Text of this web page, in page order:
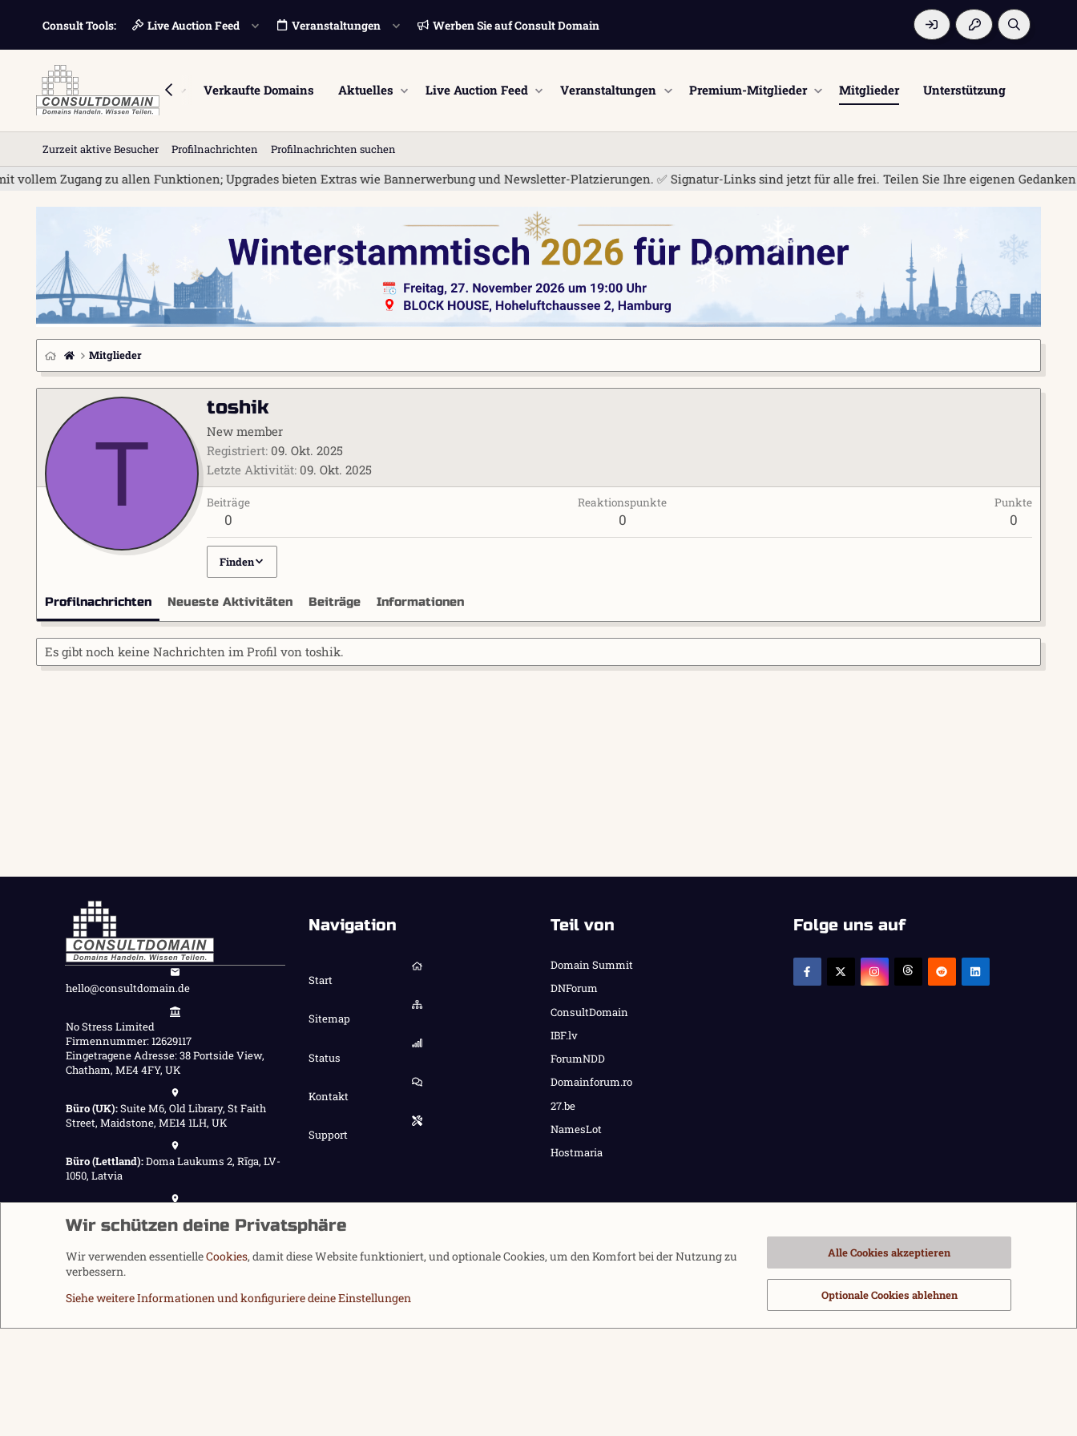
Consult Tools: Live Auction Feed Veranstaltungen Werben Sie auf Consult Domain
Foren Marktplatz Verkaufte Domains Aktuelles Live Auction Feed Veranstaltungen Premium-Mitglieder Mitglieder Unterstützung
Zurzeit aktive Besucher Profilnachrichten Profilnachrichten suchen
Zugang zu allen Funktionen; Upgrades bieten Extras wie Bannerwerbung und Newsletter-Platzierungen. ✅ Signatur-Links sind jetzt für alle frei. Teilen Sie Ihre eigenen Gedanken und
Mitglieder
T
toshik
New member
Registriert 09. Okt. 2025
Letzte Aktivität 09. Okt. 2025
Beiträge
0
Reaktionspunkte
0
Punkte
0
Finden
Profilnachrichten Neueste Aktivitäten Beiträge Informationen
Es gibt noch keine Nachrichten im Profil von toshik.
hello@consultdomain.de
No Stress Limited
Firmennummer: 12629117
Eingetragene Adresse: 38 Portside View,
Chatham, ME4 4FY, UK
Büro (UK):Suite M6, Old Library, St Faith
Street, Maidstone, ME14 1LH, UK
Büro (Lettland):Doma Laukums 2, Rīga, LV-
1050, Latvia
Navigation
Start
Sitemap
Status
Kontakt
Support
Teil von
Domain Summit
DNForum
ConsultDomain
IBF.lv
ForumNDD
Domainforum.ro
27.be
NamesLot
Hostmaria
Folge uns auf
Wir schützen deine Privatsphäre
Wir verwenden essentielleCookies, damit diese Website funktioniert, und optionale Cookies, um den Komfort bei der Nutzung zu
verbessern.
Siehe weitere Informationen und konfiguriere deine Einstellungen
Alle Cookies akzeptieren
Optionale Cookies ablehnen